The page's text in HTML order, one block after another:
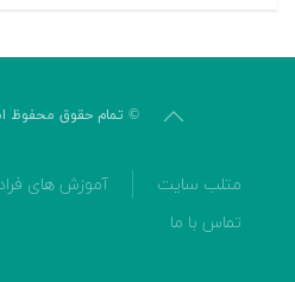
© تمام حقوق
متلب سایت آموزش های
تماس با ما